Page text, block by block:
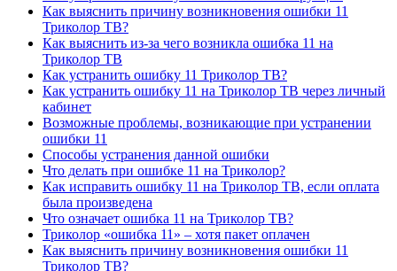
Как выяснить причину возникновения ошибки 11
Триколор ТВ?
Как выяснить из-за чего возникла ошибка 11 на
Триколор ТВ
Как устранить ошибку 11 Триколор ТВ?
Как устранить ошибку 11 на Триколор ТВ через личный
кабинет
Возможные проблемы, возникающие при устранении
ошибки 11
Способы устранения данной ошибки
Что делать при ошибке 11 на Триколор?
Как исправить ошибку 11 на Триколор ТВ, если оплата
была произведена
Что означает ошибка 11 на Триколор ТВ?
Триколор «ошибка 11» – хотя пакет оплачен
Как выяснить причину возникновения ошибки 11
Триколор ТВ?